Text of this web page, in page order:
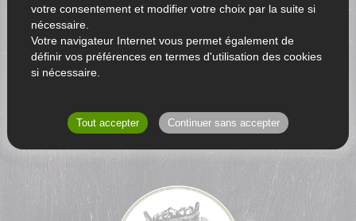
votre consentement et modifier votre choix par la suite si
nécessaire.
Votre navigateur Internet vous permet également de
définir vos préférences en termes d'utilisation des cookies
si nécessaire.
Tout accepter Continuer sans accepter